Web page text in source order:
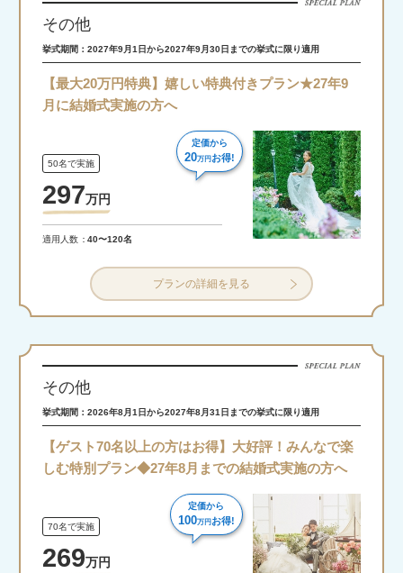
その他
挙式期間：2027年9月1日から2027年9月30日までの挙式に限り適用
【最大20万円特典】嬉しい特典付きプラン★27年9
月に結婚式実施の方へ
50名で実施
297万円
定価から
20万円お得!
適用人数 40〜120名
プランの詳細を見る
その他
挙式期間：2026年8月1日から2027年8月31日までの挙式に限り適用
【ゲスト70名以上の方はお得】大好評！みんなで楽
しむ特別プラン◆27年8月までの結婚式実施の方へ
70名で実施
269万円
定価から
100万円お得!